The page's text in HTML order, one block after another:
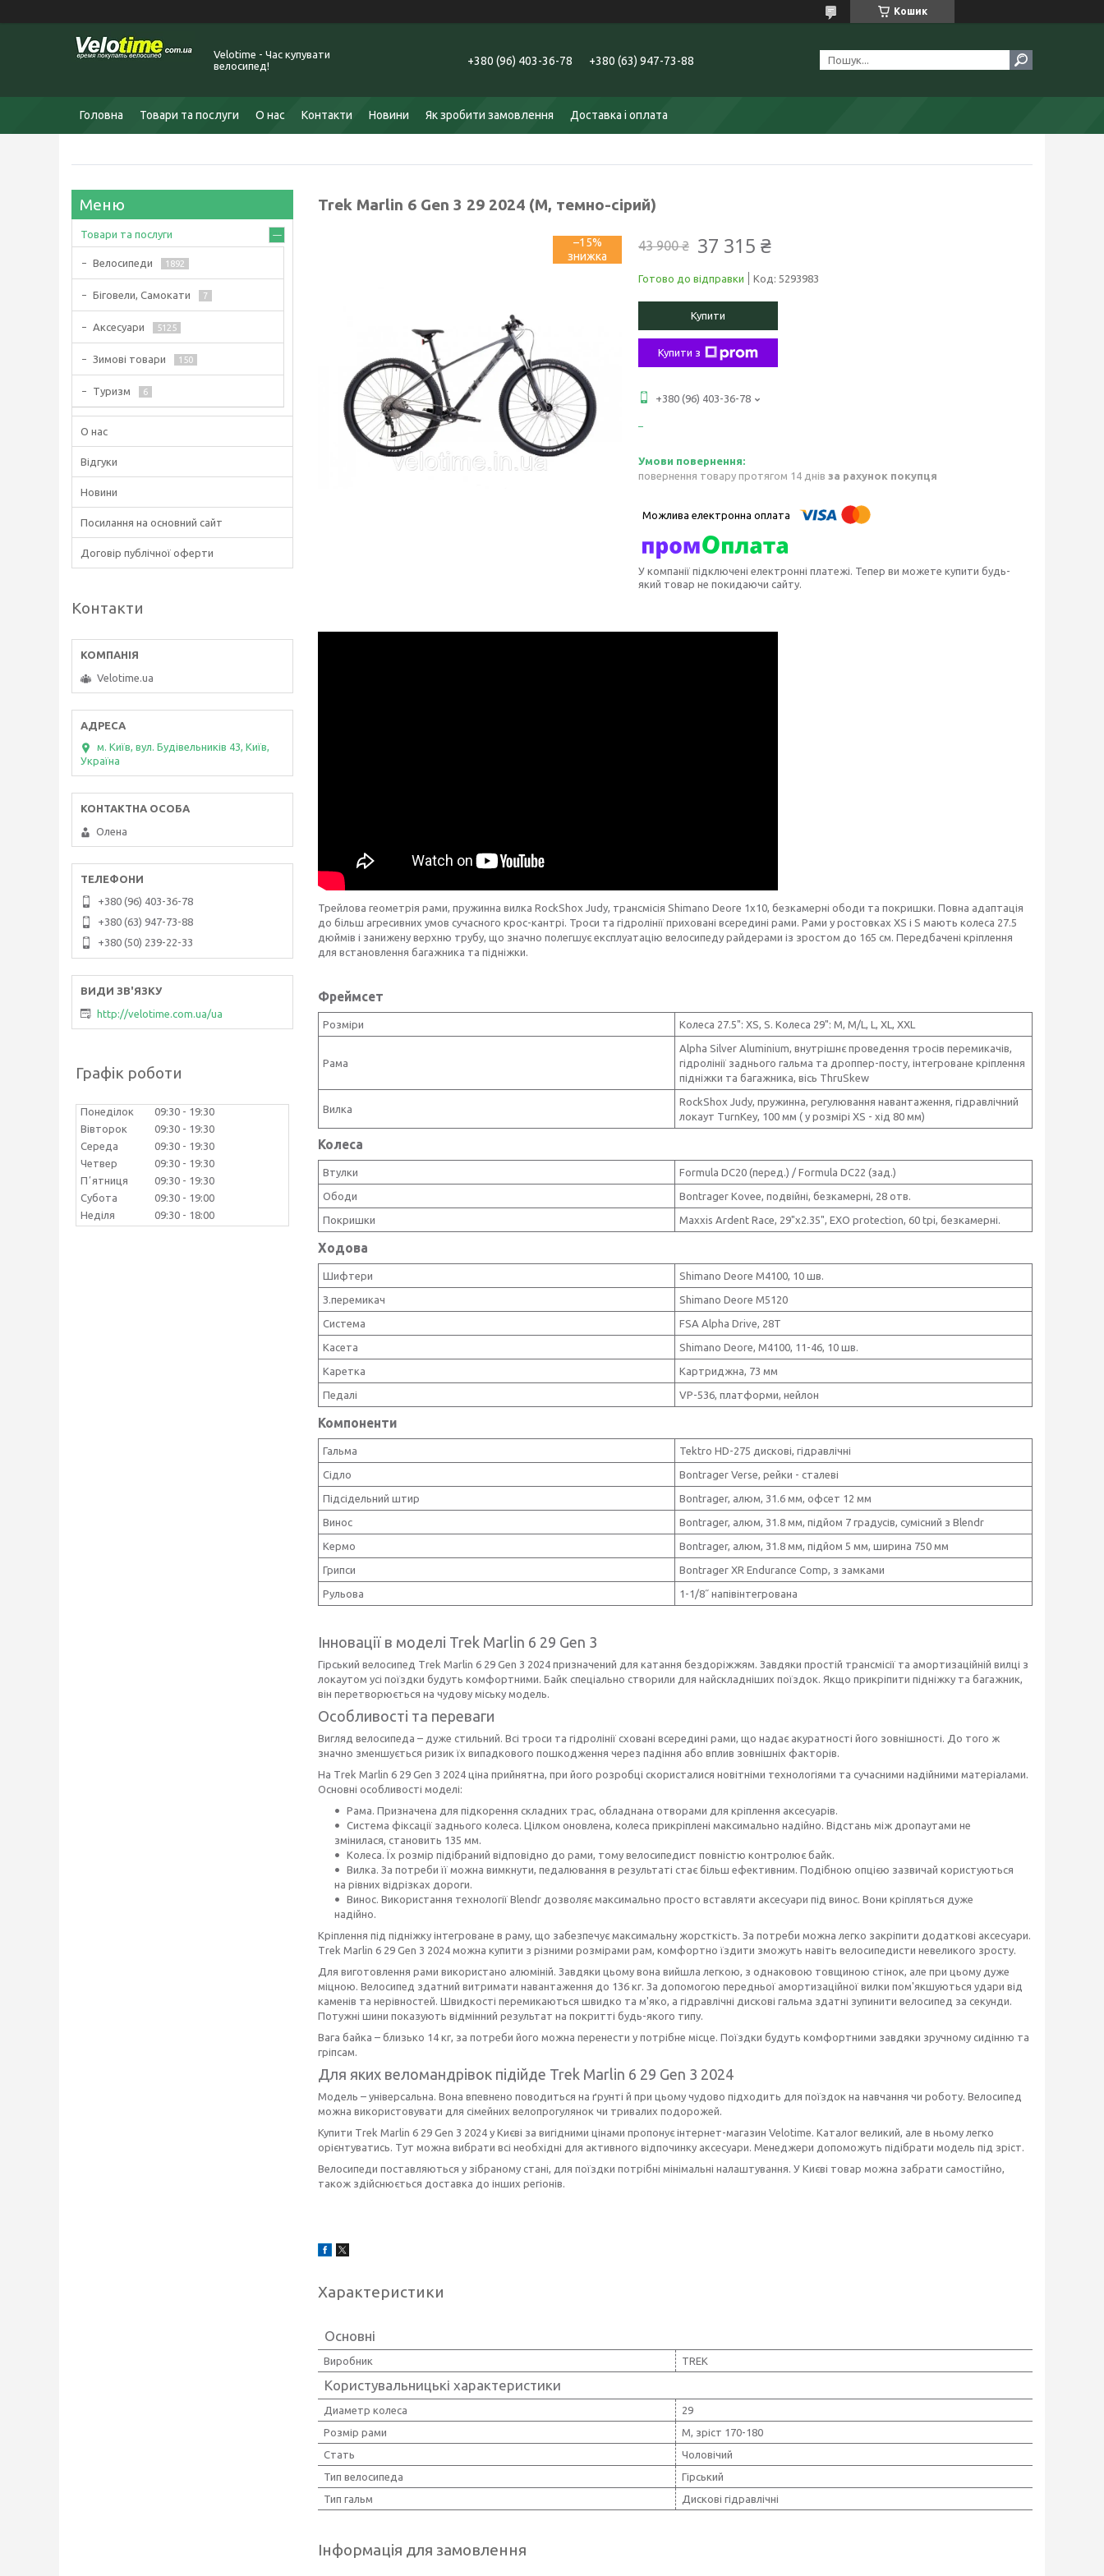
Кошик
Velotime - Час купувати
велосипед!
+380 (96) 403-36-78 +380 (63) 947-73-88
Головна Товари та послуги О нас Контакти Новини Як зробити замовлення Доставка і оплата
Trek Marlin 6 Gen 3 29 2024 (М, темно-сірий)
–15% 43 900 ₴ 37 315 ₴
Готово до відправки Код: 5293983
Купити
Купити з
+380 (96) 403-36-78
повернення товару протягом 14 днів за рахунок покупця
У компанії підключені електронні платежі. Тепер ви можете купити будь-
який товар не покидаючи сайту.
Трейлова геометрія рами, пружинна вилка RockShox Judy, трансмісія Shimano Deore 1x10, безкамерні ободи та покришки. Повна адаптація
до більш агресивних умов сучасного крос-кантрі. Троси та гідролінії приховані всередині рами. Рами у ростовках XS і S мають колеса 27.5
дюймів і занижену верхню трубу, що значно полегшує експлуатацію велосипеду райдерами із зростом до 165 см. Передбачені кріплення
для встановлення багажника та підніжки.
Фреймсет
Розміри Колеса 27.5": XS, S. Колеса 29": M, M/L, L, XL, XXL
Рама
Alpha Silver Aluminium, внутрішнє проведення тросів перемикачів,
гідролінії заднього гальма та дроппер-посту, інтегроване кріплення
підніжки та багажника, вісь ThruSkew
Вилка
RockShox Judy, пружинна, регулювання навантаження, гідравлічний
локаут TurnKey, 100 мм ( у розмірі XS - хід 80 мм)
Колеса
Втулки Formula DC20 (перед.) / Formula DC22 (зад.)
Ободи Bontrager Kovee, подвійні, безкамерні, 28 отв.
Покришки Maxxis Ardent Race, 29"x2.35", EXO protection, 60 tpi, безкамерні.
Ходова
Шифтери Shimano Deore M4100, 10 шв.
З.перемикач Shimano Deore M5120
Система FSA Alpha Drive, 28T
Касета Shimano Deore, M4100, 11-46, 10 шв.
Каретка Картриджна, 73 мм
Педалі VP-536, платформи, нейлон
Компоненти
Гальма Tektro HD-275 дискові, гідравлічні
Сідло Bontrager Verse, рейки - сталеві
Підсідельний штир Bontrager, алюм, 31.6 мм, офсет 12 мм
Винос Bontrager, алюм, 31.8 мм, підйом 7 градусів, сумісний з Blendr
Кермо Bontrager, алюм, 31.8 мм, підйом 5 мм, ширина 750 мм
Грипси Bontrager XR Endurance Comp, з замками
Рульова 1-1/8˝ напівінтегрована
Інновації в моделі Trek Marlin 6 29 Gen 3
Гірський велосипед Тrek Marlin 6 29 Gen 3 2024 призначений для катання бездоріжжям. Завдяки простій трансмісії та амортизаційній вилці з
локаутом усі поїздки будуть комфортними. Байк спеціально створили для найскладніших поїздок. Якщо прикріпити підніжку та багажник,
він перетворюється на чудову міську модель.
Особливості та переваги
Вигляд велосипеда – дуже стильний. Всі троси та гідролінії сховані всередині рами, що надає акуратності його зовнішності. До того ж
значно зменшується ризик їх випадкового пошкодження через падіння або вплив зовнішніх факторів.
На Тrek Mаrlin 6 29 Gen 3 2024 ціна прийнятна, при його розробці скористалися новітніми технологіями та сучасними надійними матеріалами.
Основні особливості моделі:
Рама. Призначена для підкорення складних трас, обладнана отворами для кріплення аксесуарів.
Система фіксації заднього колеса. Цілком оновлена, колеса прикріплені максимально надійно. Відстань між дропаутами не
змінилася, становить 135 мм.
Колеса. Їх розмір підібраний відповідно до рами, тому велосипедист повністю контролює байк.
Вилка. За потреби її можна вимкнути, педалювання в результаті стає більш ефективним. Подібною опцією зазвичай користуються
на рівних відрізках дороги.
Винос. Використання технології Вlendr дозволяє максимально просто вставляти аксесуари під винос. Вони кріпляться дуже
надійно.
Кріплення під підніжку інтегроване в раму, що забезпечує максимальну жорсткість. За потреби можна легко закріпити додаткові аксесуари.
Тrek Mаrlin 6 29 Gen 3 2024 можна купити з різними розмірами рам, комфортно їздити зможуть навіть велосипедисти невеликого зросту.
Для виготовлення рами використано алюміній. Завдяки цьому вона вийшла легкою, з однаковою товщиною стінок, але при цьому дуже
міцною. Велосипед здатний витримати навантаження до 136 кг. За допомогою передньої амортизаційної вилки пом'якшуються удари від
каменів та нерівностей. Швидкості перемикаються швидко та м'яко, а гідравлічні дискові гальма здатні зупинити велосипед за секунди.
Потужні шини показують відмінний результат на покритті будь-якого типу.
Вага байка – близько 14 кг, за потреби його можна перенести у потрібне місце. Поїздки будуть комфортними завдяки зручному сидінню та
гріпсам.
Для яких веломандрівок підійде Trek Mаrlin 6 29 Gen 3 2024
Модель – універсальна. Вона впевнено поводиться на ґрунті й при цьому чудово підходить для поїздок на навчання чи роботу. Велосипед
можна використовувати для сімейних велопрогулянок чи тривалих подорожей.
Купити Тrek Mаrlin 6 29 Gen 3 2024 у Києві за вигідними цінами пропонує інтернет-магазин Velotime. Каталог великий, але в ньому легко
орієнтуватись. Тут можна вибрати всі необхідні для активного відпочинку аксесуари. Менеджери допоможуть підібрати модель під зріст.
Велосипеди поставляються у зібраному стані, для поїздки потрібні мінімальні налаштування. У Києві товар можна забрати самостійно,
також здійснюється доставка до інших регіонів.
Характеристики
Основні
Виробник TREK
Користувальницькі характеристики
Диаметр колеса
29
Розмір рами
M, зріст 170-180
Стать
Чоловічий
Тип велосипеда
Гірський
Тип гальм
Дискові гідравлічні
Інформація для замовлення
Товари та послуги
Велосипеди 1892
Біговели, Самокати 7
Аксесуари 5125
Зимові товари 150
Туризм 6
О нас
Відгуки
Новини
Посилання на основний сайт
Договір публічної оферти
Контакти
Velotime.ua
м. Київ, вул. Будівельників 43, Київ,
Україна
Олена
+380 (96) 403-36-78
+380 (63) 947-73-88
+380 (50) 239-22-33
http://velotime.com.ua/ua
Графік роботи
Понеділок 09:30
19:30
Вівторок
09:30
19:30
Середа
09:30
19:30
Четвер
09:30
19:30
Пʼятниця
09:30
19:30
Субота
09:30
19:00
Неділя
09:30 18:00